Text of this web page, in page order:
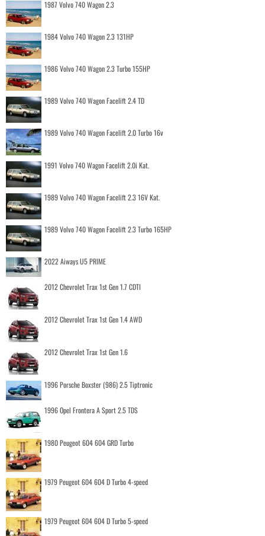
1987 Volvo 740 Wagon 2.3
1984 Volvo 740 Wagon 2.3 131HP
1986 Volvo 740 Wagon 2.3 Turbo 155HP
1989 Volvo 740 Wagon Facelift 2.4 TD
1989 Volvo 740 Wagon Facelift 2.0 Turbo 16v
1991 Volvo 740 Wagon Facelift 2.0i Kat.
1989 Volvo 740 Wagon Facelift 2.3 16V Kat.
1989 Volvo 740 Wagon Facelift 2.3 Turbo 165HP
2022 Aiways U5 PRIME
2012 Chevrolet Trax 1st Gen 1.7 CDTI
2012 Chevrolet Trax 1st Gen 1.4 AWD
2012 Chevrolet Trax 1st Gen 1.6
1996 Porsche Boxster (986) 2.5 Tiptronic
1996 Opel Frontera A Sport 2.5 TDS
1980 Peugeot 604 604 GRD Turbo
1979 Peugeot 604 604 D Turbo 4-speed
1979 Peugeot 604 604 D Turbo 5-speed